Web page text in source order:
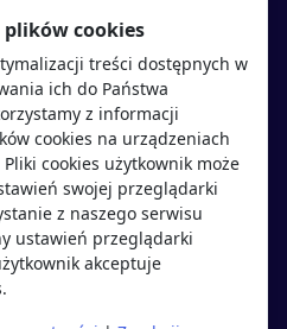
Polityka cookies
Polityka prywatności
Pracodawcy
Regulamin pracodawcy
Dodaj ogłoszenie
cookies
treści dostępnych w
ich do Państwa
z informacji
cookies na urządzeniach
cookies użytkownik może
swojej przeglądarki
z naszego serwisu
ustawień przeglądarki
akceptuje